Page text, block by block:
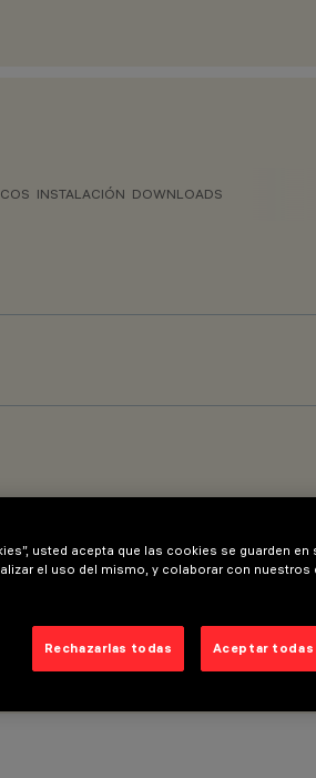
INSTALACIÓN DOWNLOADS
usted acepta que las cookies se guarden
el uso del mismo, y colaborar con nuestros
Rechazarlas todas Aceptar todas